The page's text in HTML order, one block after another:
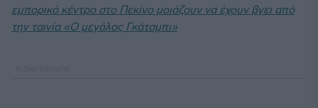
εμπορικό κέντρο στο Πεκίνο μοιάζουν να έχουν βγει από
την ταινία «Ο μεγάλος Γκάτσμπι»